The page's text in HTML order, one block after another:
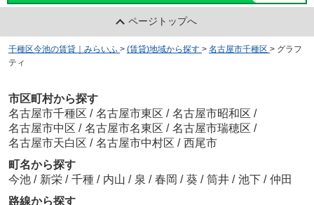
ページトップへ
千種区今池の賃貸｜みらいふ > (賃貸)地域から探す > 名古屋市千種区 > グラフ
ティ
市区町村から探す
名古屋市千種区 / 名古屋市東区 / 名古屋市昭和区 /
名古屋市中区 / 名古屋市名東区 / 名古屋市瑞穂区 /
名古屋市天白区 / 名古屋市中村区 / 西尾市
町名から探す
今池 / 新栄 / 千種 / 内山 / 泉 / 春岡 / 葵 / 筒井 / 池下 / 仲田
路線から探す